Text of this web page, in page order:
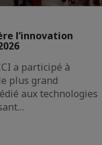
l’innovation
a participé à
plus grand
aux technologies